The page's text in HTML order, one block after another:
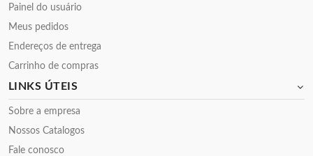
Painel do usuário
Meus pedidos
Endereços de entrega
Carrinho de compras
LINKS ÚTEIS
Sobre a empresa
Nossos Catalogos
Fale conosco